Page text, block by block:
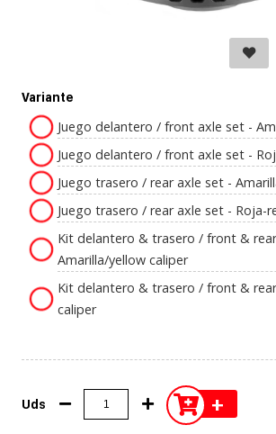
Variante
Juego delantero / front axle set -
Juego delantero / front axle set -
Juego trasero / rear axle set -
Juego trasero / rear axle set - Roja-
Kit delantero & trasero / front &
Amarilla/yellow caliper
Kit delantero & trasero / front &
caliper
Uds +